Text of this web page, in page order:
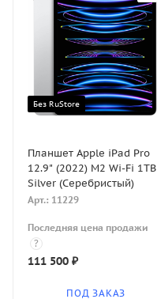
Без RuStore
Планшет Apple iPad Pro
12.9" (2022) M2 Wi-Fi 1TB
Silver (Серебристый)
Арт.: 11229
Последняя цена продажи
?
111 500 ₽
ПОД ЗАКАЗ